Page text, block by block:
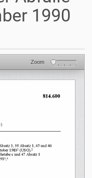
1990
Zoom